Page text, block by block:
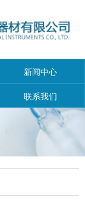
新闻中心
联系我们